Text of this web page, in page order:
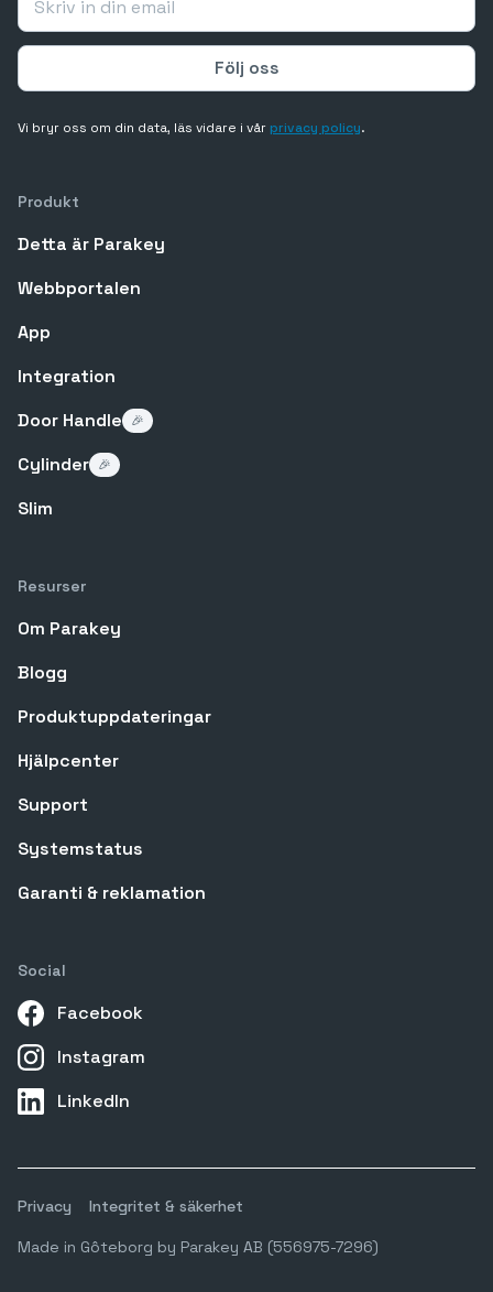
Vi bryr oss om din data, läs vidare i vårprivacy policy.
Produkt
Detta är Parakey
Webbportalen
App
Integration
Door Handle
🎉
Cylinder 🎉
Slim
Resurser
Om Parakey
Blogg
Produktuppdateringar
Hjälpcenter
Support
Systemstatus
Garanti & reklamation
Social
Facebook
Instagram
LinkedIn
Made in Gôteborg by Parakey AB (556975-7296)
Privacy Integritet & säkerhet